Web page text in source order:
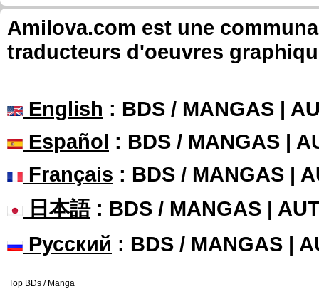
Amilova.com est une
traducteurs d'oeuvres
English : BDS / MANGAS |
Español : BDS / MANGAS |
Français : BDS / MANGAS |
日本語: BDS / MANGAS |
Русский : BDS / MANGAS |
Top BDs / Manga